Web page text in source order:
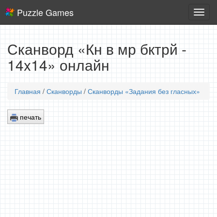
игры
Puzzle Games
Сканворд «Кн в мр бктрй -
14x14» онлайн
Главная / Сканворды / Сканворды «Задания без гласных»
печать